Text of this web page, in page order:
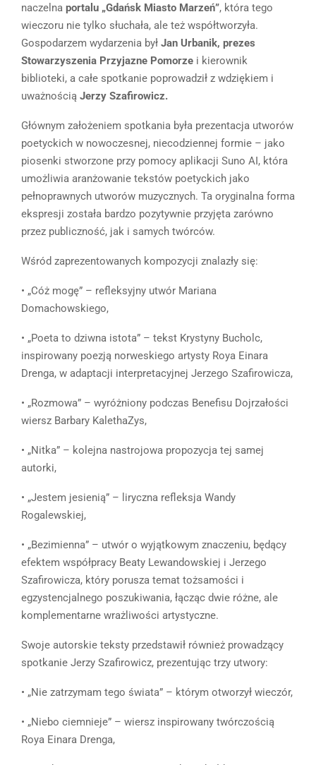
naczelna portalu „Gdańsk Miasto Marzeń”, która tego
wieczoru nie tylko słuchała, ale też współtworzyła.
Gospodarzem wydarzenia był Jan Urbanik, prezes
Stowarzyszenia Przyjazne Pomorze i kierownik
biblioteki, a całe spotkanie poprowadził z wdziękiem i
uważnością Jerzy Szafirowicz.
Głównym założeniem spotkania była prezentacja utworów
poetyckich w nowoczesnej, niecodziennej formie – jako
piosenki stworzone przy pomocy aplikacji Suno AI, która
umożliwia aranżowanie tekstów poetyckich jako
pełnoprawnych utworów muzycznych. Ta oryginalna forma
ekspresji została bardzo pozytywnie przyjęta zarówno
przez publiczność, jak i samych twórców.
Wśród zaprezentowanych kompozycji znalazły się:
• „Cóż mogę” – refleksyjny utwór Mariana
Domachowskiego,
• „Poeta to dziwna istota” – tekst Krystyny Bucholc,
inspirowany poezją norweskiego artysty Roya Einara
Drenga, w adaptacji interpretacyjnej Jerzego Szafirowicza,
• „Rozmowa” – wyróżniony podczas Benefisu Dojrzałości
wiersz Barbary KalethaZys,
• „Nitka” – kolejna nastrojowa propozycja tej samej
autorki,
• „Jestem jesienią” – liryczna refleksja Wandy
Rogalewskiej,
• „Bezimienna” – utwór o wyjątkowym znaczeniu, będący
efektem współpracy Beaty Lewandowskiej i Jerzego
Szafirowicza, który porusza temat tożsamości i
egzystencjalnego poszukiwania, łącząc dwie różne, ale
komplementarne wrażliwości artystyczne.
Swoje autorskie teksty przedstawił również prowadzący
spotkanie Jerzy Szafirowicz, prezentując trzy utwory:
• „Nie zatrzymam tego świata” – którym otworzył wieczór,
• „Niebo ciemnieje” – wiersz inspirowany twórczością
Roya Einara Drenga,